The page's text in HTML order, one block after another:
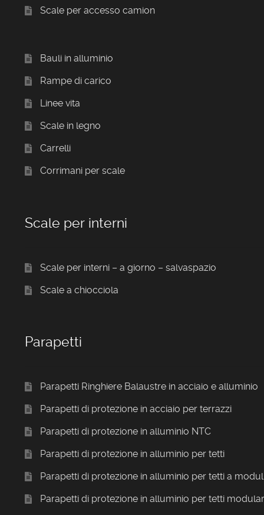
Scale per accesso camion
Bauli in alluminio
Rampe di carico
Linee vita
Scale in legno
Carrelli
Corrimani per scale
Scale per interni
Scale per interni – a giorno – salvaspazio
Scale a chiocciola
Parapetti
Parapetti Ringhiere Balaustre in acciaio e alluminio
Parapetti di protezione in acciaio per terrazzi
Parapetti di protezione in alluminio NTC
Parapetti di protezione in alluminio per tetti
Parapetti di protezione in alluminio per tetti a
Parapetti di protezione in alluminio per tetti